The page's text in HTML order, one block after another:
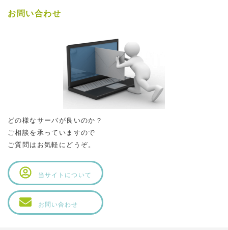
お問い合わせ
どの様なサーバが良いのか？
ご相談を承っていますので
ご質問はお気軽にどうぞ。
当サイトについて
お問い合わせ